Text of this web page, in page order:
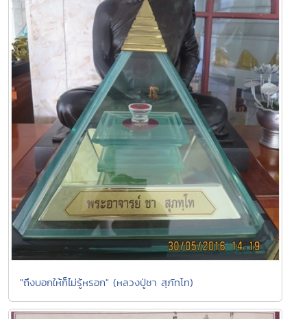
"ถึงบอกให้ก็ไม่รู้หรอก" (หลวงปู่ชา สุภัทโท)